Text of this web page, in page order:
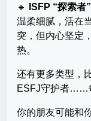
🔹
ISFP “探索者
温柔细腻，活在
突，但内心坚定
热。
还有更多类型，
ESFJ守护者……
你的朋友可能和